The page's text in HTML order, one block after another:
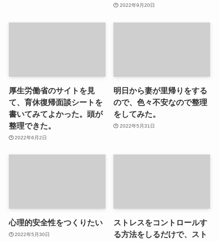
2022年9月20日
厚生労働省のサイトを見
て、育休復帰面談シートを
書いてみてよかった。頭が
整理できた。
2022年6月2日
明日から妻が里帰りをする
ので、色々不安なので整理
をしてみた。
2022年5月31日
心理的安全性をつくりたい
2022年5月30日
ストレスをコントロールす
る方法をしるだけで、スト